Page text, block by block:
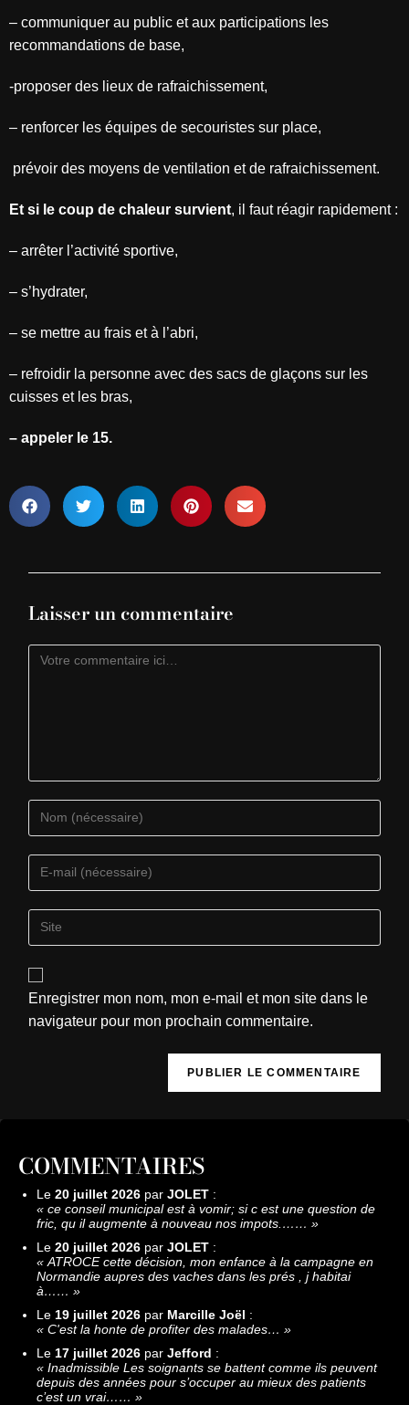
– communiquer au public et aux participations les
recommandations de base,
-proposer des lieux de rafraichissement,
– renforcer les équipes de secouristes sur place,
prévoir des moyens de ventilation et de rafraichissement.
Et si le coup de chaleur survient, il faut réagir rapidement :
– arrêter l’activité sportive,
– s’hydrater,
– se mettre au frais et à l’abri,
– refroidir la personne avec des sacs de glaçons sur les
cuisses et les bras,
– appeler le 15.
Laisser un commentaire
Enregistrer mon nom, mon e-mail et mon site dans le
navigateur pour mon prochain commentaire.
COMMENTAIRES
Le 20 juillet 2026 par JOLET :
« ce conseil municipal est à vomir; si c est une question de
fric, qu il augmente à nouveau nos impots.…… »
Le 20 juillet 2026 par JOLET :
« ATROCE cette décision, mon enfance à la campagne en
Normandie aupres des vaches dans les prés , j habitai
à…… »
Le 19 juillet 2026 par Marcille Joël :
« C'est la honte de profiter des malades… »
Le 17 juillet 2026 par Jefford :
« Inadmissible Les soignants se battent comme ils peuvent
depuis des années pour s’occuper au mieux des patients
c’est un vrai…… »